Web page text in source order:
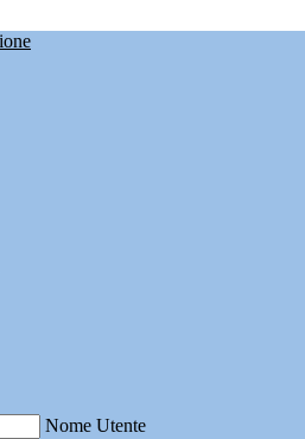
Nome Utente